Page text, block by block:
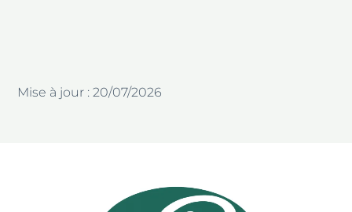
Mise à jour : 20/07/2026